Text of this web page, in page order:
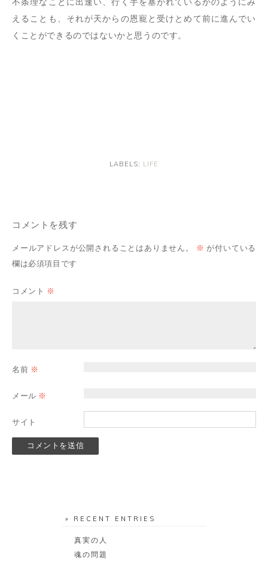
えることも、それが天からの恩寵と受けとめて前に進んでい
くことができるのではないかと思うのです。
LABELS: LIFE
コメントを残す
メールアドレスが公開されることはありません。 ※ が付いている
欄は必須項目です
コメント ※
名前 ※
メール ※
サイト
» RECENT ENTRIES
真実の人
魂の問題